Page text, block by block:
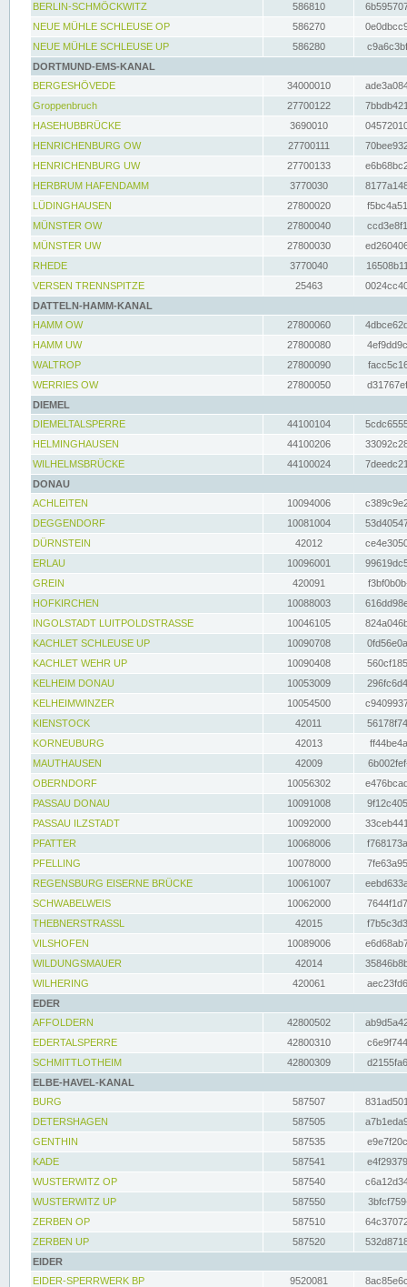
BERLIN-SCHMÖCKWITZ
586810
NEUE MÜHLE SCHLEUSE OP
586270
NEUE MÜHLE SCHLEUSE UP
586280
DORTMUND-EMS-KANAL
BERGESHÖVEDE
34000010
Groppenbruch
27700122
HASEHUBBRÜCKE
3690010
HENRICHENBURG OW
27700111
HENRICHENBURG UW
27700133
HERBRUM HAFENDAMM
3770030
LÜDINGHAUSEN
27800020
MÜNSTER OW
27800040
MÜNSTER UW
27800030
RHEDE
3770040
VERSEN TRENNSPITZE
25463
DATTELN-HAMM-KANAL
HAMM OW
27800060
HAMM UW
27800080
WALTROP
27800090
WERRIES OW
27800050
DIEMEL
DIEMELTALSPERRE
44100104
HELMINGHAUSEN
44100206
WILHELMSBRÜCKE
44100024
DONAU
ACHLEITEN
10094006
DEGGENDORF
10081004
DÜRNSTEIN
42012
ERLAU
10096001
GREIN
420091
HOFKIRCHEN
10088003
INGOLSTADT LUITPOLDSTRASSE
10046105
KACHLET SCHLEUSE UP
10090708
KACHLET WEHR UP
10090408
KELHEIM DONAU
10053009
KELHEIMWINZER
10054500
KIENSTOCK
42011
KORNEUBURG
42013
MAUTHAUSEN
42009
OBERNDORF
10056302
PASSAU DONAU
10091008
PASSAU ILZSTADT
10092000
PFATTER
10068006
PFELLING
10078000
REGENSBURG EISERNE BRÜCKE
10061007
SCHWABELWEIS
10062000
THEBNERSTRASSL
42015
VILSHOFEN
10089006
WILDUNGSMAUER
42014
WILHERING
420061
EDER
AFFOLDERN
42800502
EDERTALSPERRE
42800310
SCHMITTLOTHEIM
42800309
ELBE-HAVEL-KANAL
BURG
587507
DETERSHAGEN
587505
GENTHIN
587535
KADE
587541
WUSTERWITZ OP
587540
WUSTERWITZ UP
587550
ZERBEN OP
587510
ZERBEN UP
587520
EIDER
EIDER-SPERRWERK BP
9520081